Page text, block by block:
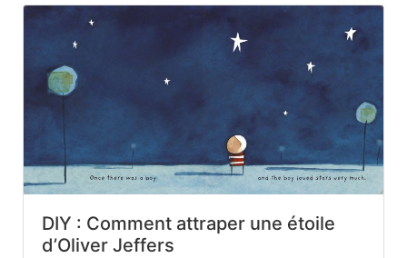
DIY : Comment attraper une étoile
d’Oliver Jeffers